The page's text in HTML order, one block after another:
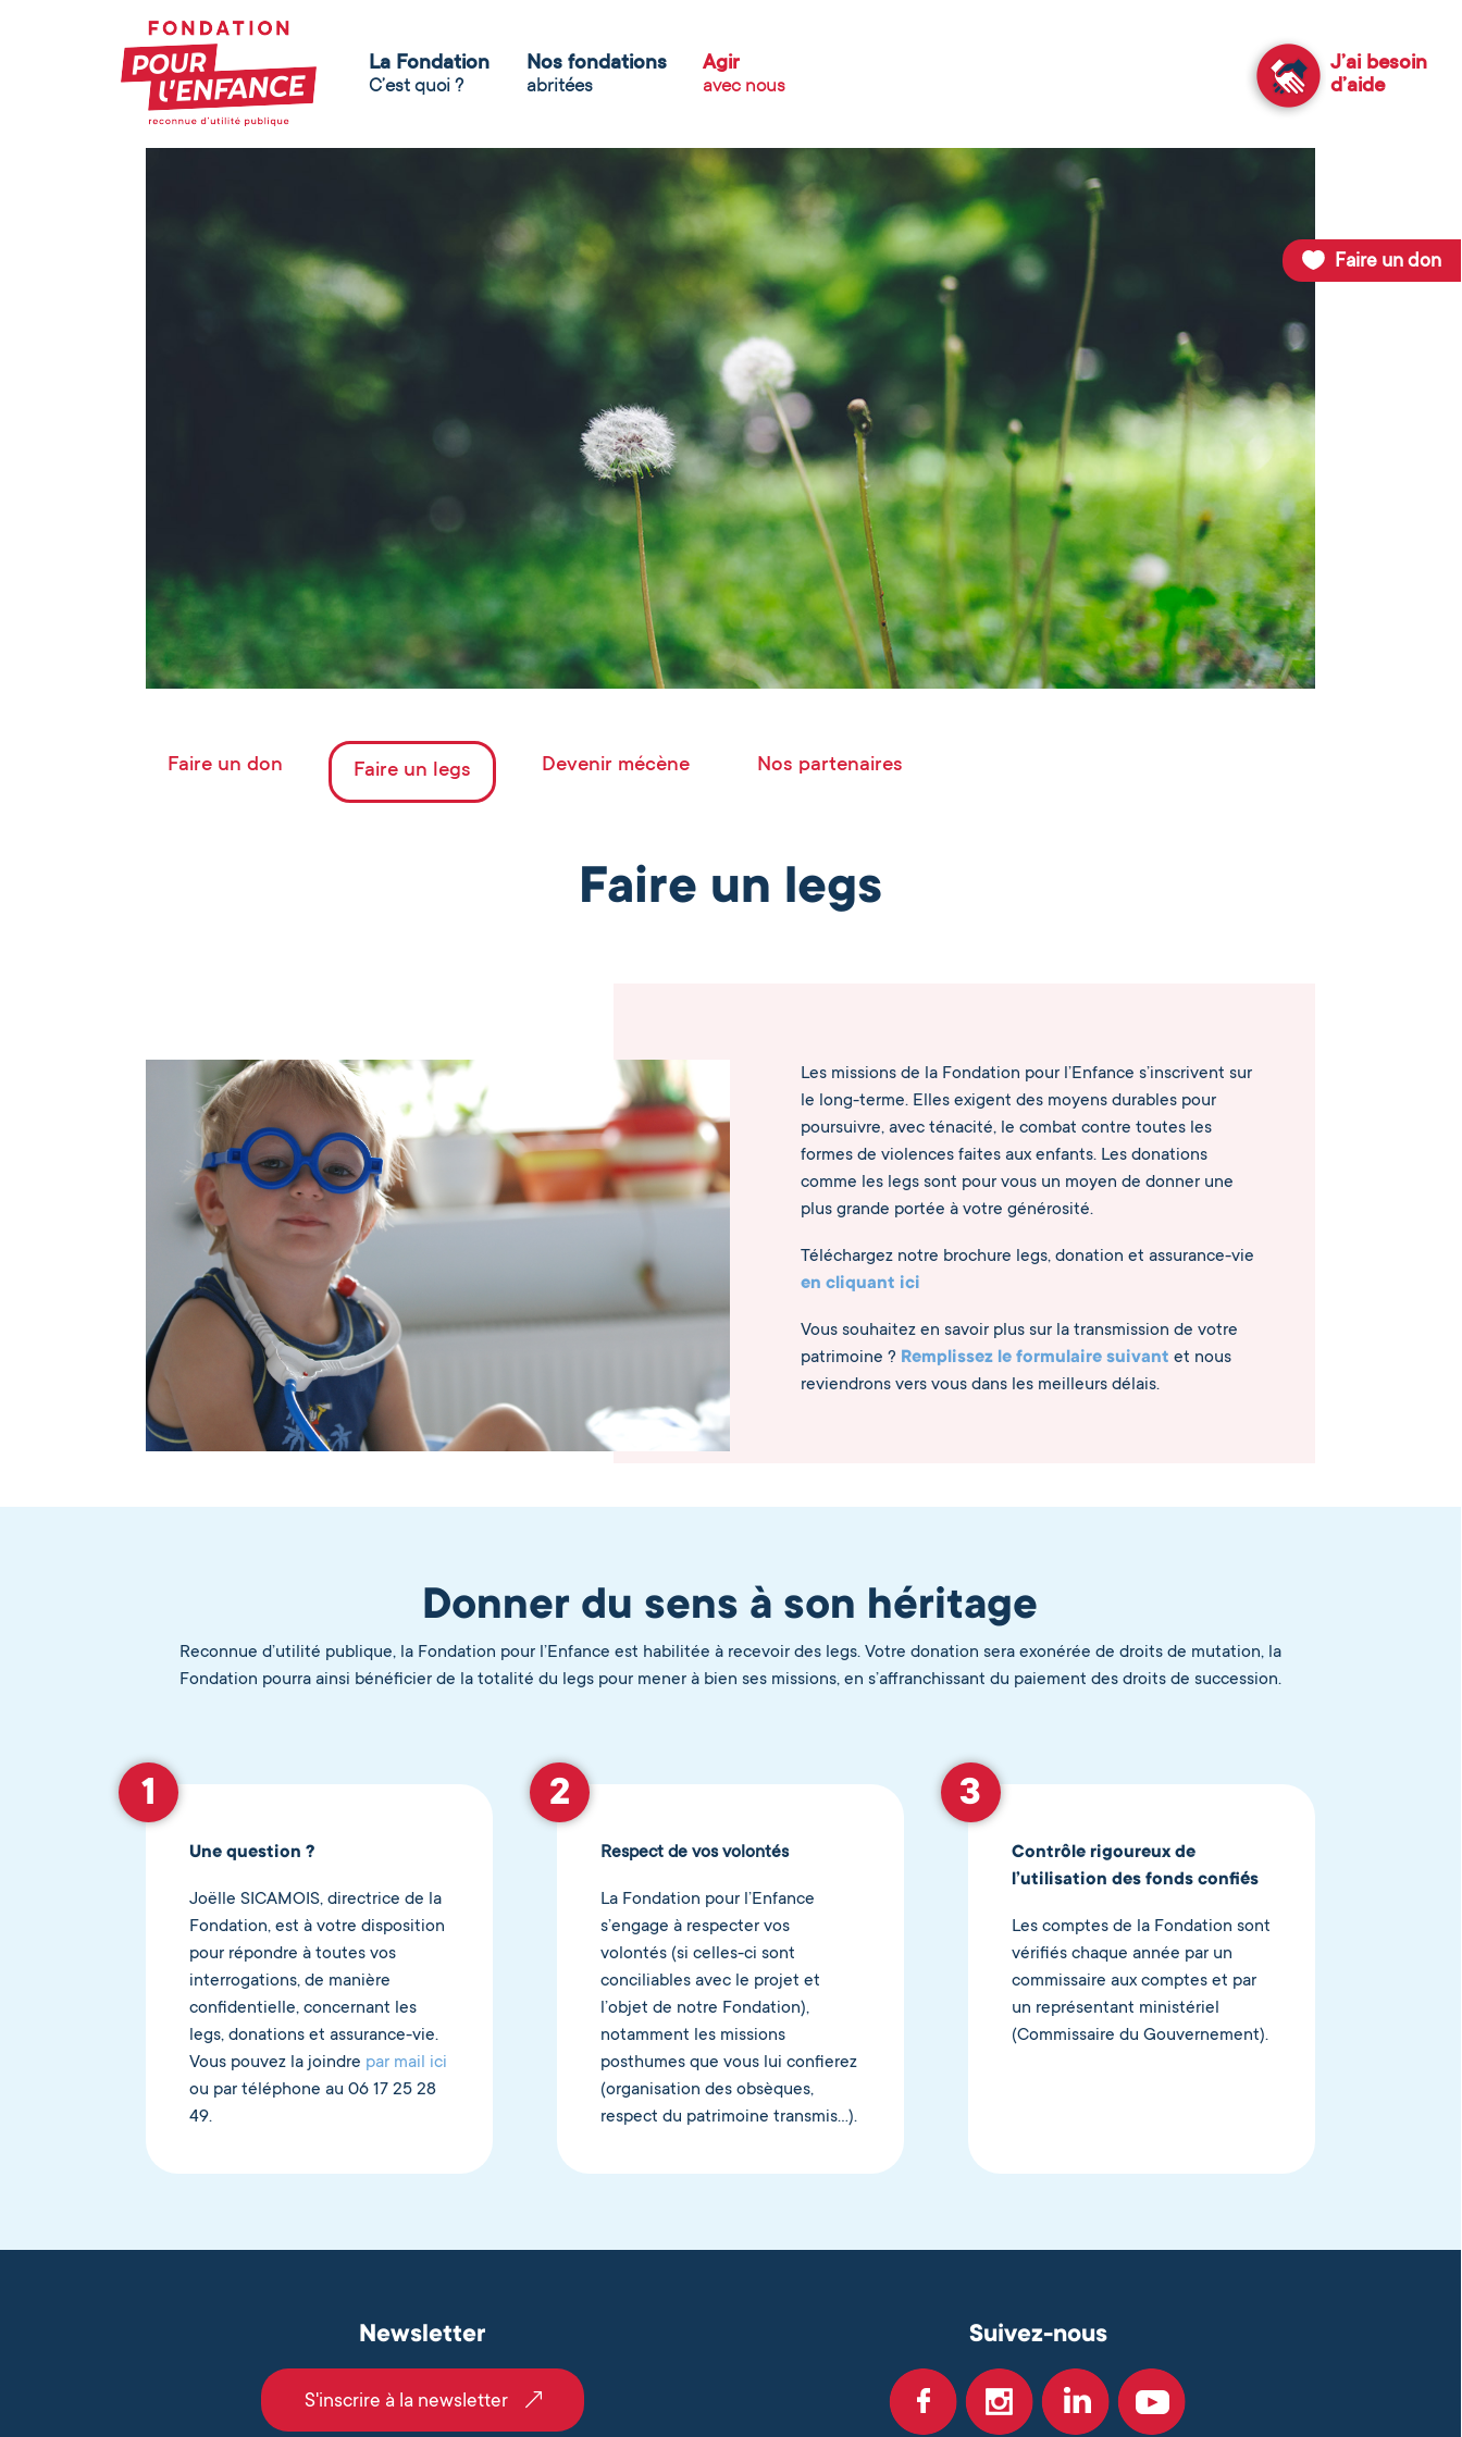
Faire un don
La Fondation
C’est quoi ?
Nos fondations
abritées
Agir
avec nous
J’ai besoin
d’aide
Faire un don Faire un legs Devenir mécène Nos partenaires
Faire un legs
Les missions de la Fondation pour l’Enfance s’inscrivent sur
le long-terme. Elles exigent des moyens durables pour
poursuivre, avec ténacité, le combat contre toutes les
formes de violences faites aux enfants. Les donations
comme les legs sont pour vous un moyen de donner une
plus grande portée à votre générosité.
Téléchargez notre brochure legs, donation et assurance-vie
en cliquant ici
Vous souhaitez en savoir plus sur la transmission de votre
patrimoine ? Remplissez le formulaire suivant et nous
reviendrons vers vous dans les meilleurs délais.
Donner du sens à son héritage
Reconnue d’utilité publique, la Fondation pour l’Enfance est habilitée à recevoir des legs. Votre donation sera exonérée de droits de mutation, la
Fondation pourra ainsi bénéficier de la totalité du legs pour mener à bien ses missions, en s’affranchissant du paiement des droits de succession.
Une question ?
Joëlle SICAMOIS, directrice de la
Fondation, est à votre disposition
pour répondre à toutes vos
interrogations, de manière
confidentielle, concernant les
legs, donations et assurance-vie.
Vous pouvez la joindre par mail ici
ou par téléphone au 06 17 25 28
49.
Respect de vos volontés
La Fondation pour l’Enfance
s’engage à respecter vos
volontés (si celles-ci sont
conciliables avec le projet et
l’objet de notre Fondation),
notamment les missions
posthumes que vous lui confierez
(organisation des obsèques,
respect du patrimoine transmis…).
Contrôle rigoureux de
l’utilisation des fonds confiés
Les comptes de la Fondation sont
vérifiés chaque année par un
commissaire aux comptes et par
un représentant ministériel
(Commissaire du Gouvernement).
Newsletter
S'inscrire à la newsletter
Suivez-nous